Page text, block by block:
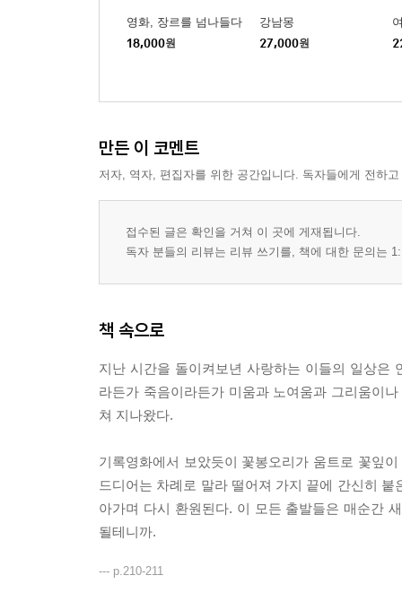
영화, 장르를 넘나들다
18,000원
강남몽
27,000원
만든 이 코멘트
저자, 역자, 편집자를 위한 공간입니다. 독자들에게 전하
접수된 글은 확인을 거쳐 이 곳에 게재됩니다.
독자 분들의 리뷰는 리뷰 쓰기를, 책에 대한 문의는
책 속으로
지난 시간을 돌이켜보년 사랑하는 이들의 일상은
라든가 죽음이라든가 미움과 노여움과 그리움이
쳐 지나왔다.
기록영화에서 보았듯이 꽃봉오리가 움트로 꽃잎
드디어는 차례로 말라 떨어져 가지 끝에 간신히
아가며 다시 환원된다. 이 모든 출발들은 매순간
될테니까.
--- p.210-211